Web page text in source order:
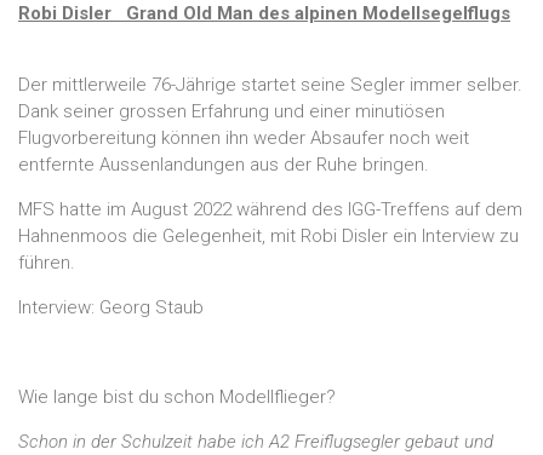
Robi Disler Grand Old Man des alpinen Modellsegelflugs
Der mittlerweile 76-Jährige startet seine Segler immer selber.
Dank seiner grossen Erfahrung und einer minutiösen
Flugvorbereitung können ihn weder Absaufer noch weit
entfernte Aussenlandungen aus der Ruhe bringen.
MFS hatte im August 2022 während des IGG-Treffens auf dem
Hahnenmoos die Gelegenheit, mit Robi Disler ein Interview zu
führen.
Interview: Georg Staub
Wie lange bist du schon Modellflieger?
Schon in der Schulzeit habe ich A2 Freiflugsegler gebaut und